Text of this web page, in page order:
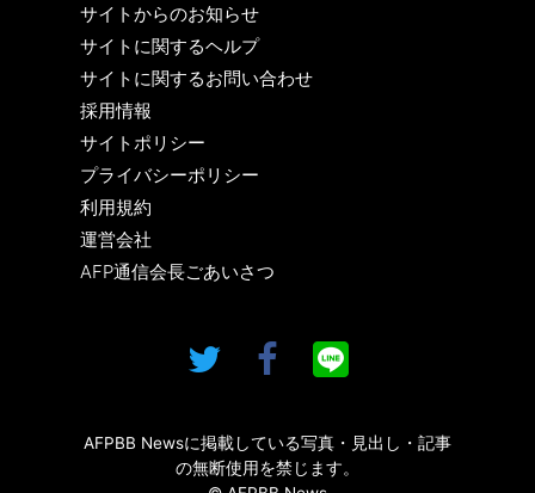
サイトからのお知らせ
サイトに関するヘルプ
サイトに関するお問い合わせ
採用情報
サイトポリシー
プライバシーポリシー
利用規約
運営会社
AFP通信会長ごあいさつ
AFPBB Newsに掲載している写真・見出し・記事
の無断使用を禁じます。